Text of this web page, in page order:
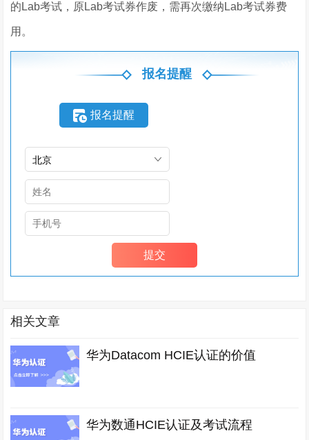
的Lab考试，原Lab考试券作废，需再次缴纳Lab考试券费
用。
报名提醒
报名提醒
相关文章
华为Datacom HCIE认证的价值
华为数通HCIE认证及考试流程